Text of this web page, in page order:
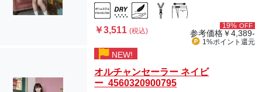
￥3,511(税込)
19% OFF
参考価格￥4,389-
1%ポイント 還元
NEW!
オルチャンセーラー ネイビ
ー 4560320900795